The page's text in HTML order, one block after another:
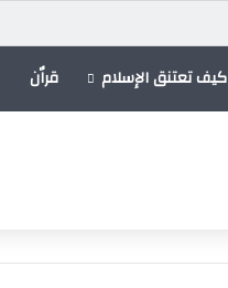
كيف تعتنق الإسلام قراٌن